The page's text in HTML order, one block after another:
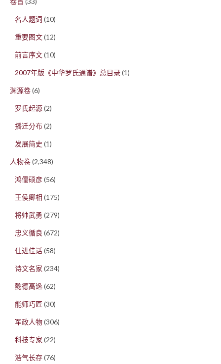
名人题词 (10)
重要图文(12)
前言序文(10)
2007年版《中华罗氏通谱》总目录(1)
渊源卷(6)
罗氏起源(2)
播迁分布(2)
发展简史 (1)
人物卷(2,348)
鸿儒硕彦(56)
王侯卿相 (175)
将帅武勇 (279)
忠义循良 (672)
仕进佳话(58)
诗文名家 (234)
懿德高逸(62)
能师巧匠 (30)
军政人物(306)
科技专家 (22)
浩气长存(76)